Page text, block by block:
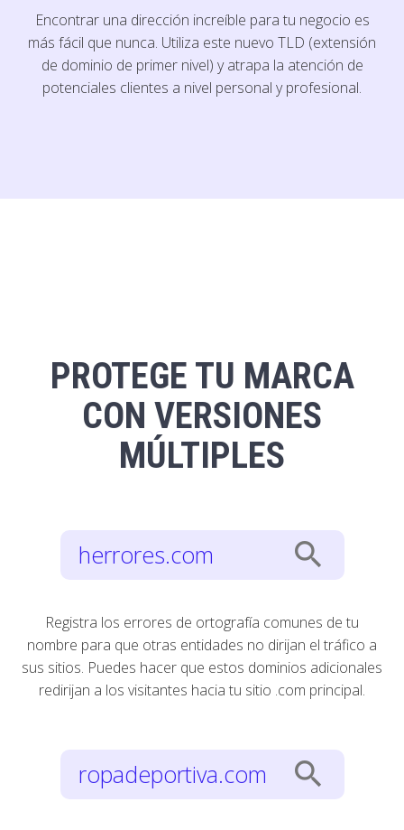
Encontrar una dirección increíble para tu negocio es
más fácil que nunca. Utiliza este nuevo TLD (extensión
de dominio de primer nivel) y atrapa la atención de
potenciales clientes a nivel personal y profesional.
PROTEGE TU MARCA
CON VERSIONES
MÚLTIPLES
herrores.com search
Registra los errores de ortografía comunes de tu
nombre para que otras entidades no dirijan el tráfico a
sus sitios. Puedes hacer que estos dominios adicionales
redirijan a los visitantes hacia tu sitio .com principal.
ropadeportiva.com search